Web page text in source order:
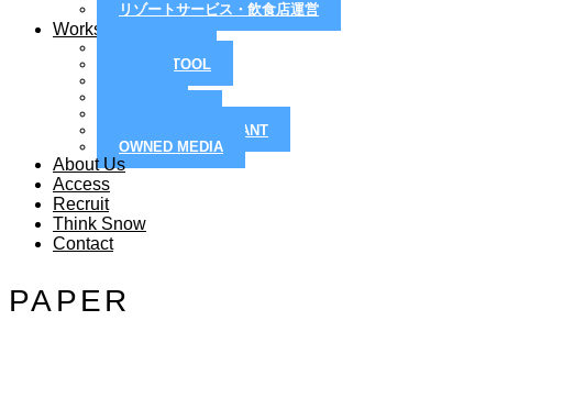
リゾートサービス・飲食店運営
Works
PAPER TOOL
RESORT / RESTRANT
OWNED MEDIA
About Us
Access
Recruit
Think Snow
Contact
PAPER